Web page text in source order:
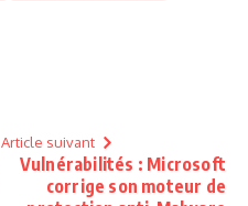
Article suivant
Vulnérabilités : Microsoft
corrige son moteur de